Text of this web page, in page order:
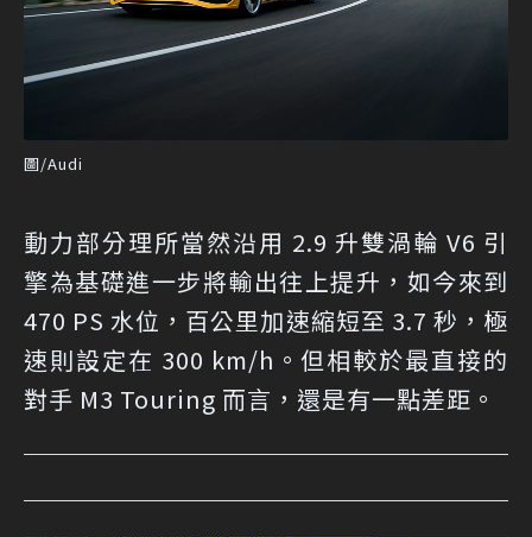
圖/Audi
動力部分理所當然沿用 2.9 升雙渦輪 V6 引
擎為基礎進一步將輸出往上提升，如今來到
470 PS 水位，百公里加速縮短至 3.7 秒，極
速則設定在 300 km/h。但相較於最直接的
對手 M3 Touring 而言，還是有一點差距。